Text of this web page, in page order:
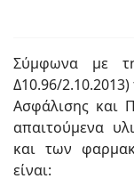
Σύμφωνα με
Δ10.96/
Ασφάλισης και
απαιτούμενα
και των
είναι: